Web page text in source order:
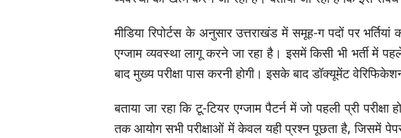
मीडिया रिपोर्टस के अनुसार उत्तराखंड में समूह-ग पदों पर
एग्जाम व्यवस्था लागू करने जा रहा है। इसमें किसी भी भर्ती में
बाद मुख्य परीक्षा पास करनी होगी। इसके बाद डॉक्यूमेंट
बताया जा रहा कि टू-टियर एग्जाम पैटर्न में जो पहली प्री
तक आयोग सभी परीक्षाओं में केवल यही प्रश्न पूछता है, जिसमें